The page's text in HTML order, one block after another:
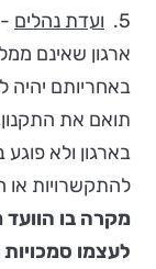
5. ועדת נהלים -
ארגון שאינם
באחריותם יהיה
תואם את התקנון,
בארגון ולא
להתקשרויות
מקרה בו הוועד
לעצמו